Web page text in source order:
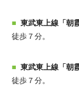
東武東上線「朝
徒歩７分。
東武東上線「朝
徒歩７分。